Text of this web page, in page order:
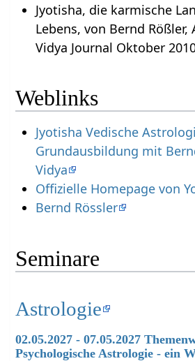
Jyotisha, die karmische
Lebens, von Bernd Rößler,
Vidya Journal Oktober
Weblinks
Jyotisha Vedische
Grundausbildung mit
Vidya
Offizielle Homepage von
Bernd Rössler
Seminare
Astrologie
02.05.2027 - 07.05.2027
Psychologische Astrologie - ein